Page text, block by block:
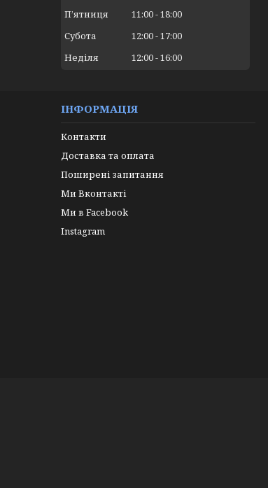
Пʼятниця
11:00 18:00
Субота
12:00 17:00
Неділя
12:00 16:00
ІНФОРМАЦІЯ
Контакти
Доставка та оплата
Поширені запитання
Ми Вконтакті
Ми в Facebook
Instagram